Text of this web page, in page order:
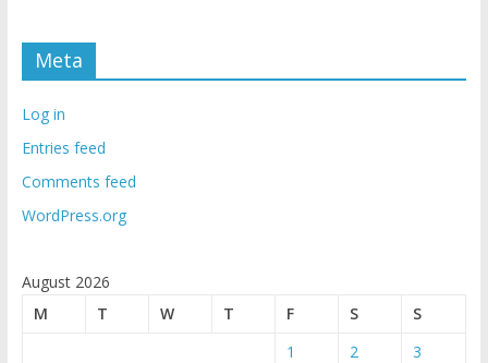
Meta
Log in
Entries feed
Comments feed
WordPress.org
August 2026
M
T W T F S
S
1
2 3